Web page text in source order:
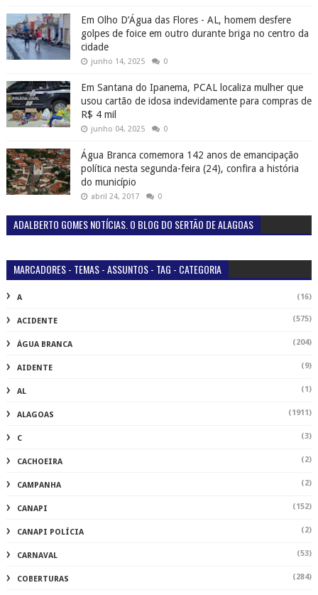
Em Olho D’Água das Flores - AL, homem desfere
golpes de foice em outro durante briga no centro da
cidade
junho 14, 2025 0
Em Santana do Ipanema, PCAL localiza mulher que
usou cartão de idosa indevidamente para compras de
R$ 4 mil
junho 04, 2025 0
Água Branca comemora 142 anos de emancipação
política nesta segunda-feira (24), confira a história
do município
abril 24, 2017 0
ADALBERTO GOMES NOTÍCIAS. O BLOG DO SERTÃO DE ALAGOAS
MARCADORES - TEMAS - ASSUNTOS - TAG - CATEGORIA
A (16)
ACIDENTE (575)
ÁGUA BRANCA (204)
AIDENTE (9)
AL (1)
ALAGOAS (1911)
C (3)
CACHOEIRA (2)
CAMPANHA (2)
CANAPI (152)
CANAPI POLÍCIA (2)
CARNAVAL (53)
COBERTURAS (284)